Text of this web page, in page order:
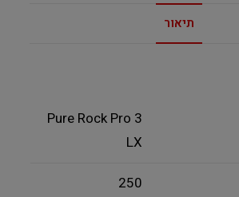
תיאור
Pure Rock Pro 3
LX
250